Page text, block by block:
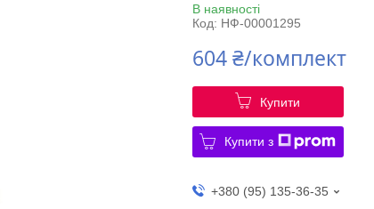
В наявності
Код: НФ-00001295
604 ₴/комплект
Купити
Купити з
+380 (95) 135-36-35